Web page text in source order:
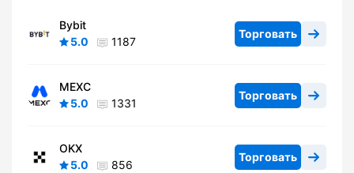
Bybit
5.0
1187
Торговать
MEXC
5.0
1331
Торговать
OKX
5.0
856
Торговать